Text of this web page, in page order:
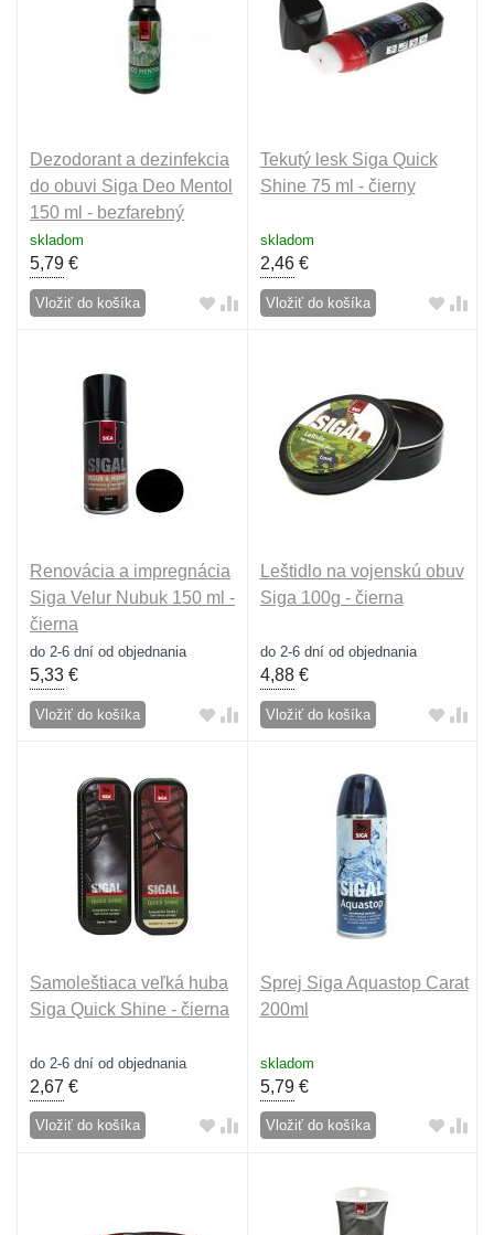
Dezodorant a dezinfekcia
do obuvi Siga Deo Mentol
150 ml - bezfarebný
skladom
5,79 €
Vložiť do košíka
Tekutý lesk Siga Quick
Shine 75 ml - čierny
skladom
2,46€
Vložiť do košíka
Renovácia a impregnácia
Siga Velur Nubuk 150 ml -
čierna
do 2-6 dní od objednania
5,33 €
Vložiť do košíka
Leštidlo na vojenskú obuv
Siga 100g - čierna
do 2-6 dní od objednania
4,88€
Vložiť do košíka
Samoleštiaca veľká huba
Siga Quick Shine - čierna
do 2-6 dní od objednania
2,67 €
Vložiť do košíka
Sprej Siga Aquastop Carat
200ml
skladom
5,79€
Vložiť do košíka